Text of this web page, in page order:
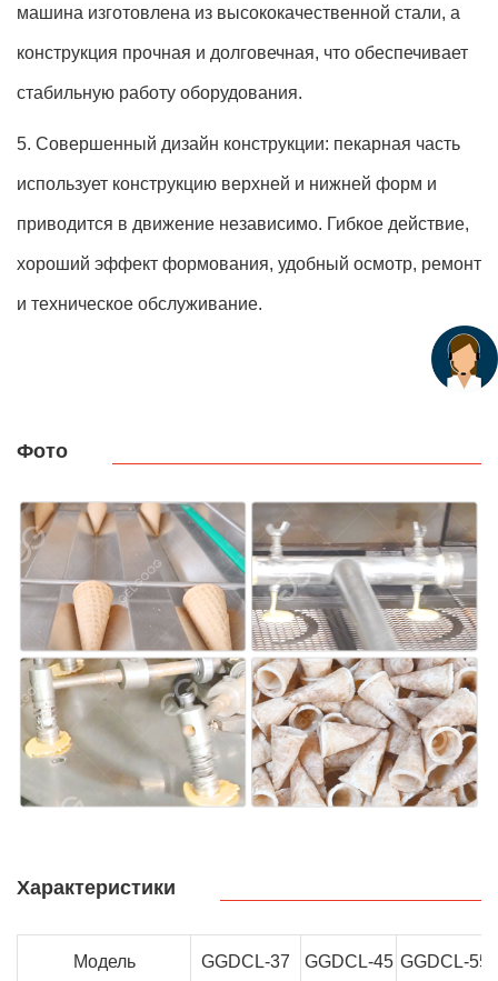
машина изготовлена из высококачественной стали, а
конструкция прочная и долговечная, что обеспечивает
стабильную работу оборудования.
5. Совершенный дизайн конструкции: пекарная часть
использует конструкцию верхней и нижней форм и
приводится в движение независимо. Гибкое действие,
хороший эффект формования, удобный осмотр, ремонт
и техническое обслуживание.
Фото
Характеристики
Модель GGDCL-37 GGDCL-45 GGDCL-55